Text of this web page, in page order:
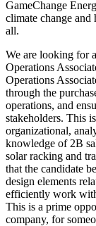
GameChange
climate change and
all.
We are looking for
Operations
Operations
through the
operations, and
stakeholders. This
organizational,
knowledge of 2B
solar racking and
that the candidate
design elements
efficiently work
This is a prime
company, for